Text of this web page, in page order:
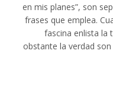
en mis planes”, son
frases que emplea.
fascina enlista la
obstante la verdad